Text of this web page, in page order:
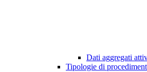
Dati aggregati
Tipologie di